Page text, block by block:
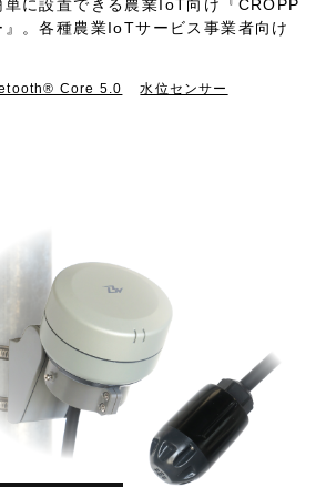
に設置できる農業IoT向け『CROPP
。各種農業IoTサービス事業者向け
Core 5.0
水位センサー